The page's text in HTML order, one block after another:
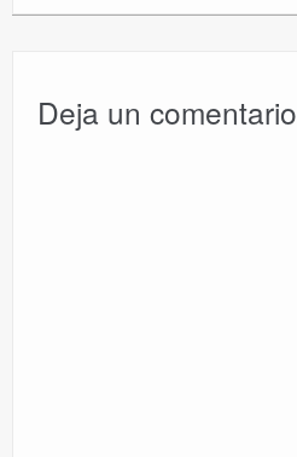
Deja un comentario